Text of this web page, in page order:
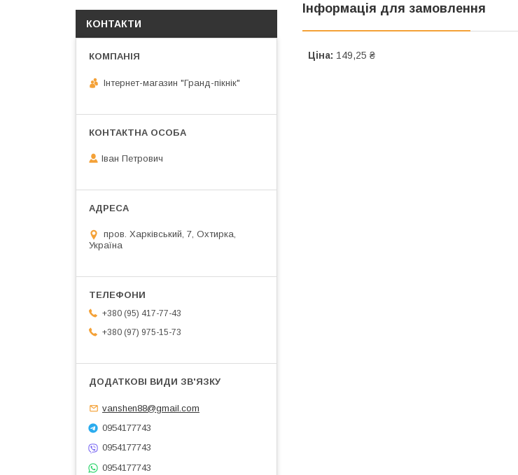
Інформація для замовлення
Ціна: 149,25 ₴
КОНТАКТИ
Інтернет-магазин "Гранд-пікнік"
Іван Петрович
пров. Харківський, 7, Охтирка,
Україна
+380 (95) 417-77-43
+380 (97) 975-15-73
vanshen88@gmail.com
0954177743
0954177743
0954177743